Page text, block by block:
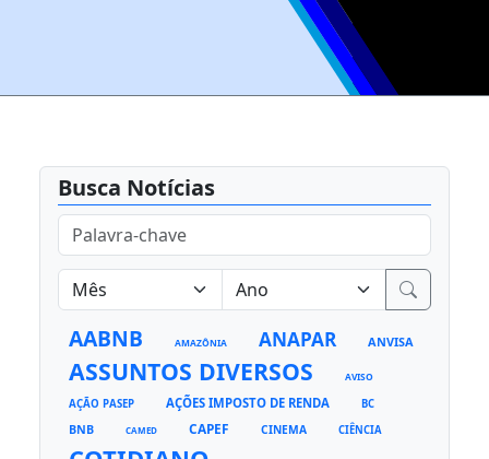
Busca Notícias
AABNB AMAZÔNIA ANAPAR ANVISA
ASSUNTOS DIVERSOS AVISO
AÇÃO PASEP AÇÕES IMPOSTO DE RENDA BC
BNB CAMED CAPEF CINEMA CIÊNCIA